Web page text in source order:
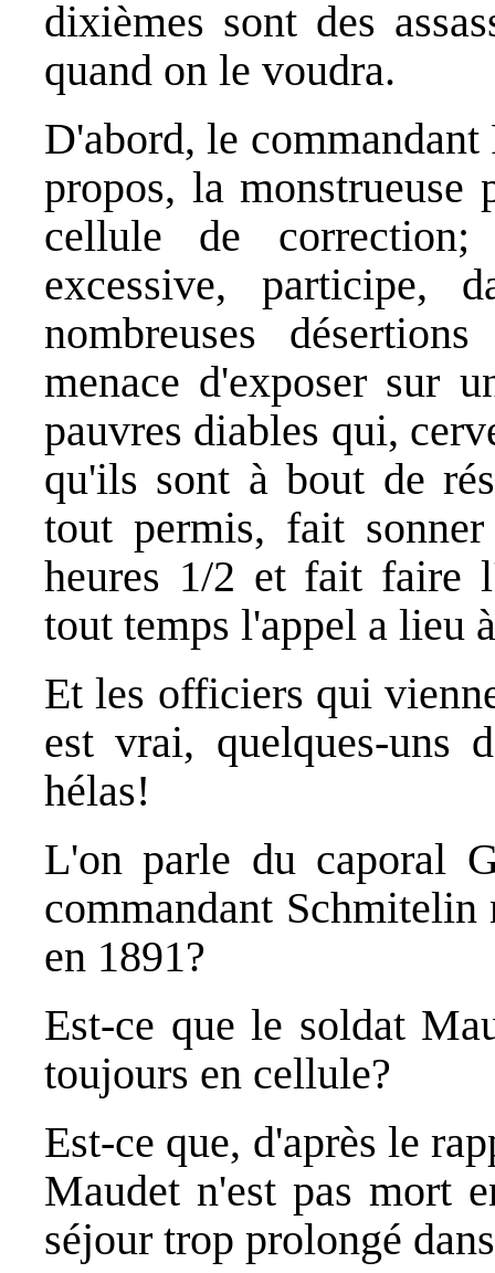
dixièmes sont des
quand on le voudra.
D'abord, le
propos, la
cellule de
excessive, participe,
nombreuses
menace d'exposer sur
pauvres diables qui,
qu'ils sont à bout de
tout permis, fait
heures 1/2 et fait faire
tout temps l'appel a lieu
Et les officiers qui
est vrai, quelques-uns
hélas!
L'on parle du caporal
commandant Schmitelin
en 1891?
Est-ce que le soldat
toujours en cellule?
Est-ce que, d'après le
Maudet n'est pas mort
séjour trop prolongé